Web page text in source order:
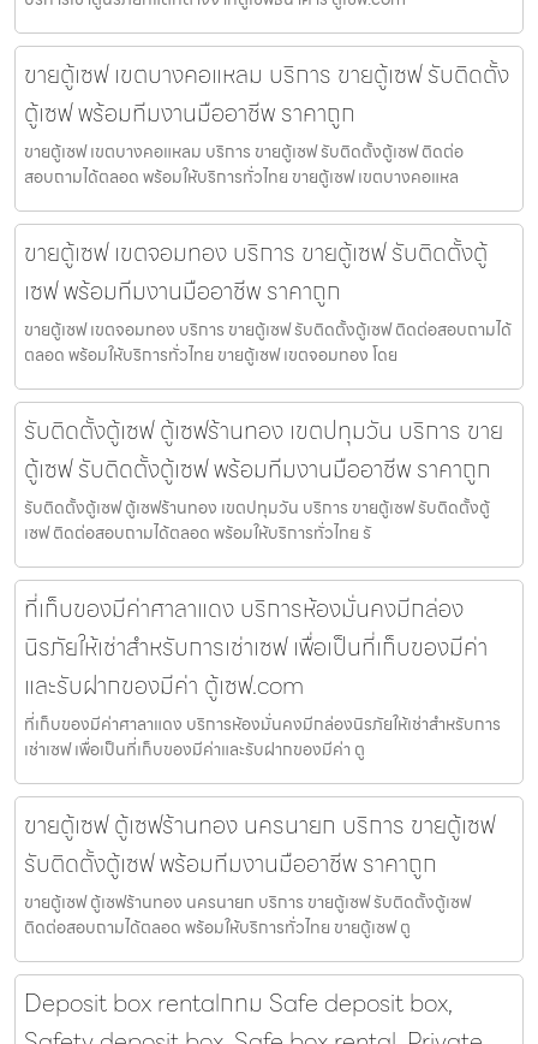
ขายตู้เซฟ เขตบางคอแหลม บริการ ขายตู้เซฟ รับติดตั้ง
ตู้เซฟ พร้อมทีมงานมืออาชีพ ราคาถูก
ขายตู้เซฟ เขตบางคอแหลม บริการ ขายตู้เซฟ รับติดตั้งตู้เซฟ ติดต่อ
สอบถามได้ตลอด พร้อมให้บริการทั่วไทย ขายตู้เซฟ เขตบางคอแหล
ขายตู้เซฟ เขตจอมทอง บริการ ขายตู้เซฟ รับติดตั้งตู้
เซฟ พร้อมทีมงานมืออาชีพ ราคาถูก
ขายตู้เซฟ เขตจอมทอง บริการ ขายตู้เซฟ รับติดตั้งตู้เซฟ ติดต่อสอบถามได้
ตลอด พร้อมให้บริการทั่วไทย ขายตู้เซฟ เขตจอมทอง โดย
รับติดตั้งตู้เซฟ ตู้เซฟร้านทอง เขตปทุมวัน บริการ ขาย
ตู้เซฟ รับติดตั้งตู้เซฟ พร้อมทีมงานมืออาชีพ ราคาถูก
รับติดตั้งตู้เซฟ ตู้เซฟร้านทอง เขตปทุมวัน บริการ ขายตู้เซฟ รับติดตั้งตู้
เซฟ ติดต่อสอบถามได้ตลอด พร้อมให้บริการทั่วไทย รั
ที่เก็บของมีค่าศาลาแดง บริการห้องมั่นคงมีกล่อง
นิรภัยให้เช่าสำหรับการเช่าเซฟ เพื่อเป็นที่เก็บของมีค่า
และรับฝากของมีค่า ตู้เซฟ.com
ที่เก็บของมีค่าศาลาแดง บริการห้องมั่นคงมีกล่องนิรภัยให้เช่าสำหรับการ
เช่าเซฟ เพื่อเป็นที่เก็บของมีค่าและรับฝากของมีค่า ตู
ขายตู้เซฟ ตู้เซฟร้านทอง นครนายก บริการ ขายตู้เซฟ
รับติดตั้งตู้เซฟ พร้อมทีมงานมืออาชีพ ราคาถูก
ขายตู้เซฟ ตู้เซฟร้านทอง นครนายก บริการ ขายตู้เซฟ รับติดตั้งตู้เซฟ
ติดต่อสอบถามได้ตลอด พร้อมให้บริการทั่วไทย ขายตู้เซฟ ตู
Deposit box rentalกทม Safe deposit box,